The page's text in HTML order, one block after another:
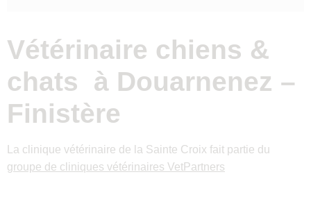
Vétérinaire chiens &
chats à Douarnenez –
Finistère
La clinique vétérinaire de la Sainte Croix fait partie du
groupe de cliniques vétérinaires VetPartners